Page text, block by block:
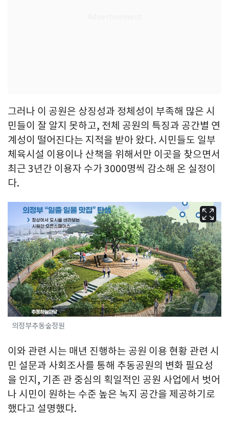
그러나 이 공원은 상징성과 정체성이 부족해 많은 시
민들이 잘 알지 못하고, 전체 공원의 특징과 공간별 연
계성이 떨어진다는 지적을 받아 왔다. 시민들도 일부
체육시설 이용이나 산책을 위해서만 이곳을 찾으면서
최근 3년간 이용자 수가 3000명씩 감소해 온 실정이
다.
의정부추동숲정원
이와 관련 시는 매년 진행하는 공원 이용 현황 관련 시
민 설문과 사회조사를 통해 추동공원의 변화 필요성
을 인지, 기존 관 중심의 획일적인 공원 사업에서 벗어
나 시민이 원하는 수준 높은 녹지 공간을 제공하기로
했다고 설명했다.